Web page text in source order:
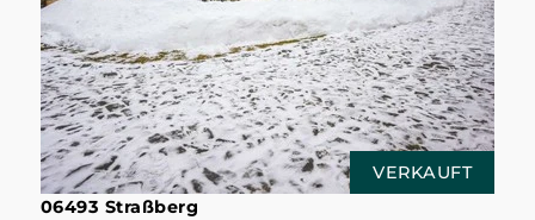
VERKAUFT
06493 Straßberg